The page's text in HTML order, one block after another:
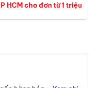
HCM cho đơn từ 1 triệu